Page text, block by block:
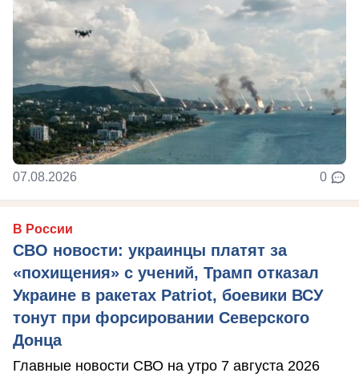
07.08.2026 0
В России
СВО новости: украинцы платят за
«похищения» с учений, Трамп отказал
Украине в ракетах Patriot, боевики ВСУ
тонут при форсировании Северского
Донца
Главные новости СВО на утро 7 августа 2026